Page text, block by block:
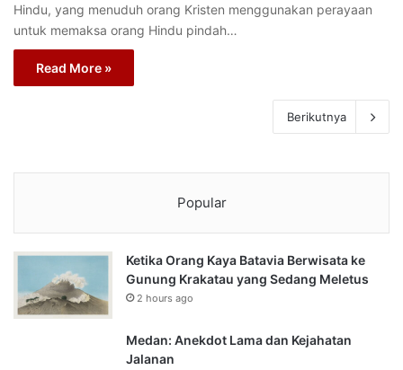
Hindu, yang menuduh orang Kristen menggunakan perayaan
untuk memaksa orang Hindu pindah…
Read More »
Berikutnya
Popular
Ketika Orang Kaya Batavia Berwisata ke
Gunung Krakatau yang Sedang Meletus
2 hours ago
Medan: Anekdot Lama dan Kejahatan
Jalanan